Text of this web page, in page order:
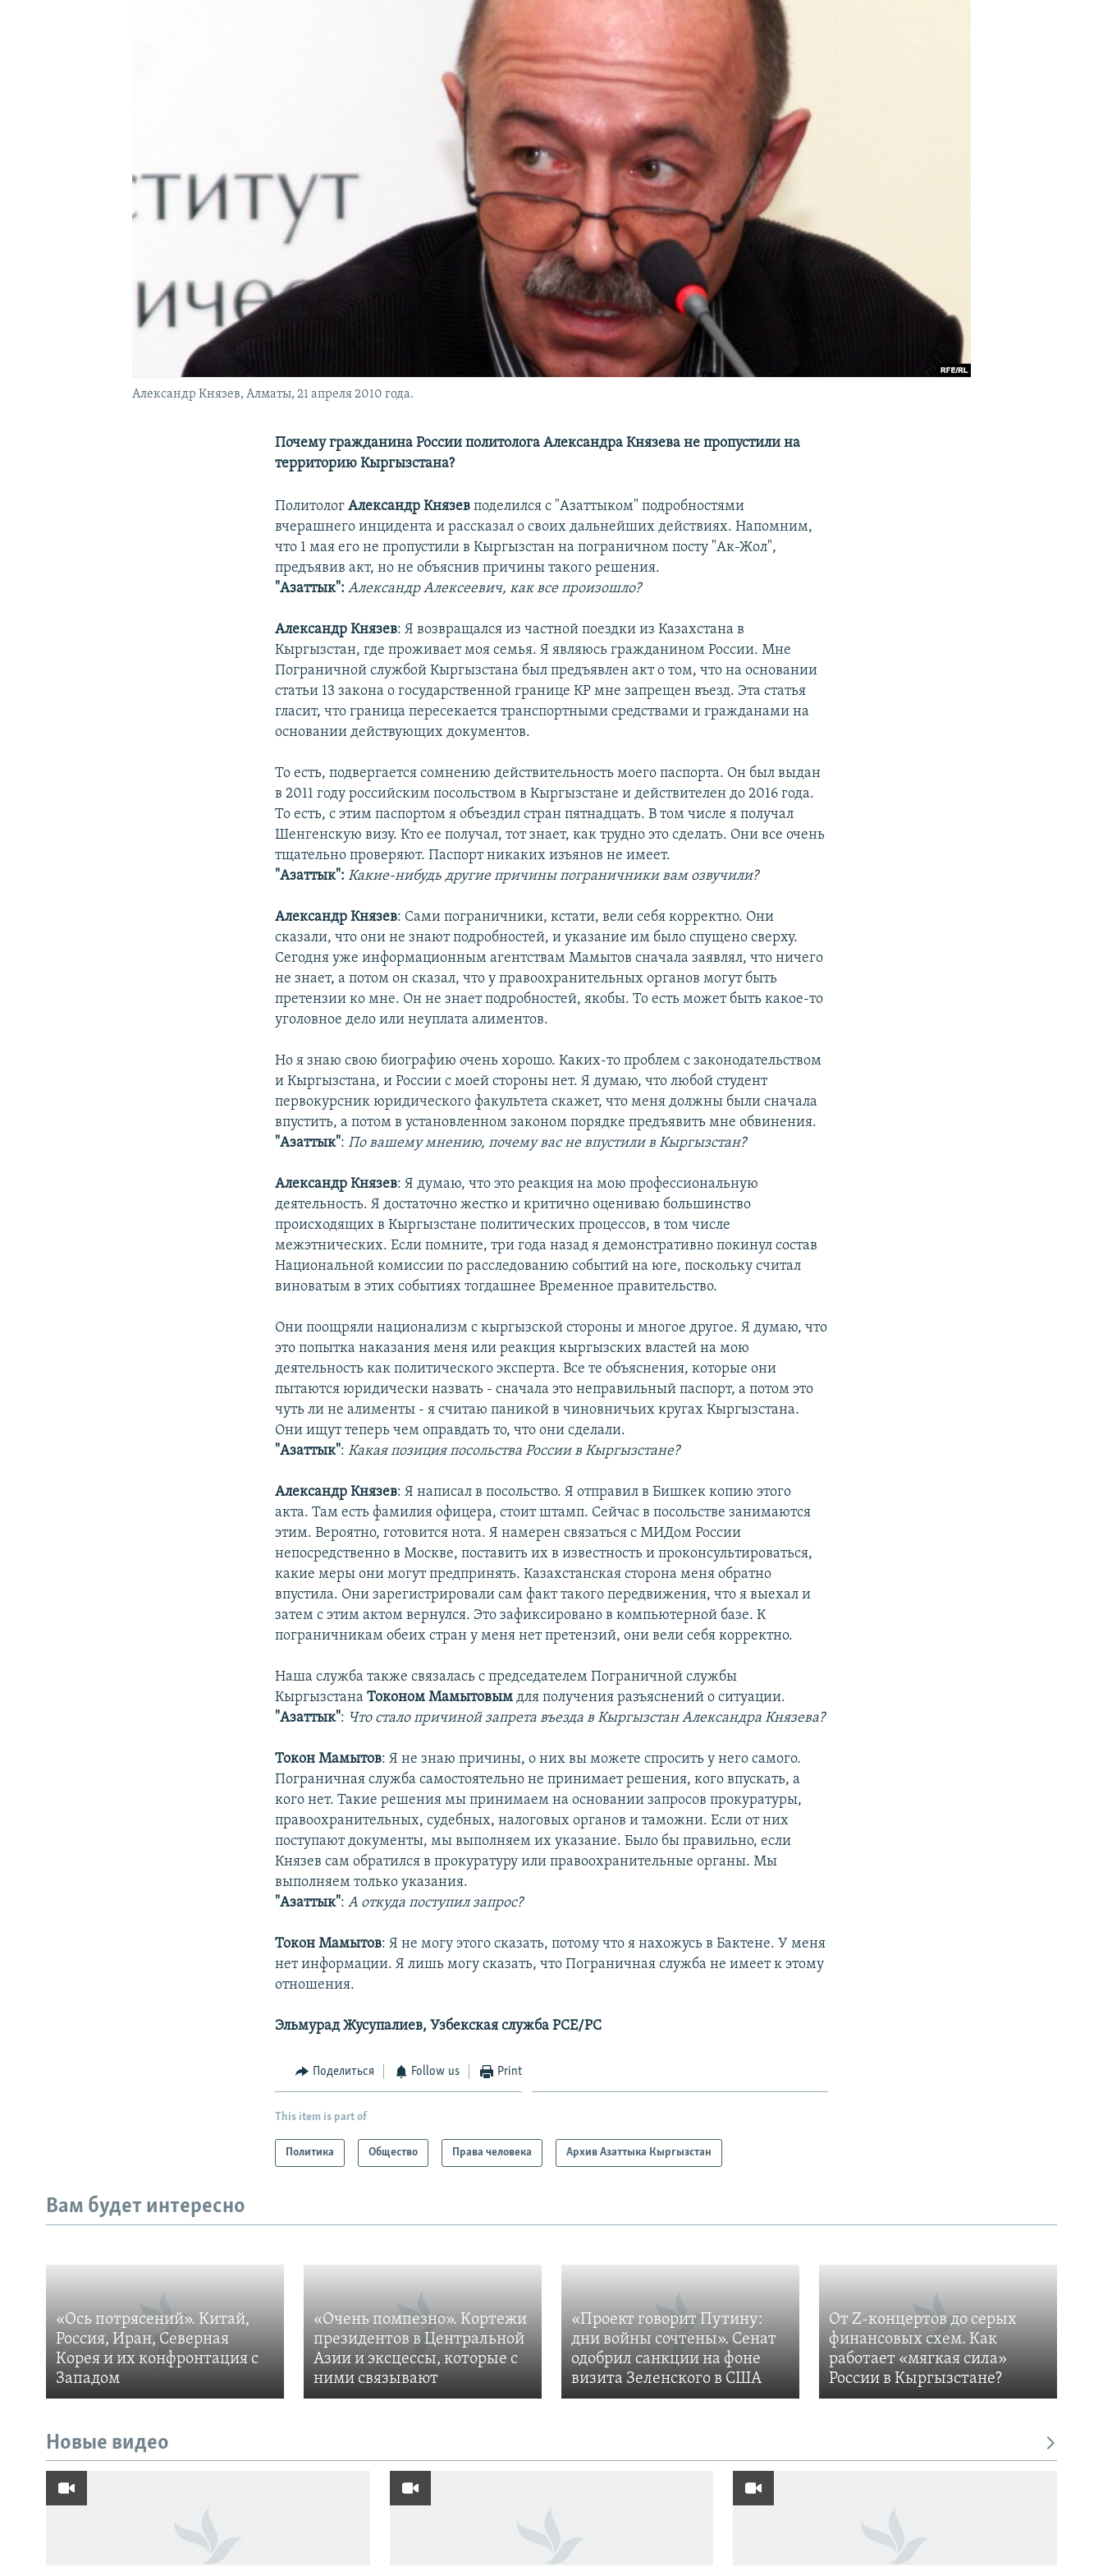
ПОДПИШИТЕСЬ НА НАС В СОЦСЕТЯХ
Александр Князев, Алматы, 21 апреля 2010 года.
Почему гражданина России политолога Александра Князева не пропустили на
территорию Кыргызстана?
ПолитологАлександр Князев поделился с "Азаттыком" подробностями
вчерашнего инцидента и рассказал о своих дальнейших действиях. Напомним,
что 1 мая его не пропустили в Кыргызстан на пограничном посту "Ак-Жол",
предъявив акт, но не объяснив причины такого решения.
"Азаттык":Александр Алексеевич, как все произошло?
Александр Князев: Я возвращался из частной поездки из Казахстана в
Кыргызстан, где проживает моя семья. Я являюсь гражданином России. Мне
Пограничной службой Кыргызстана был предъявлен акт о том, что на основании
статьи 13 закона о государственной границе КР мне запрещен въезд. Эта статья
гласит, что граница пересекается транспортными средствами и гражданами на
основании действующих документов.
То есть, подвергается сомнению действительность моего паспорта. Он был выдан
в 2011 году российским посольством в Кыргызстане и действителен до 2016 года.
То есть, с этим паспортом я объездил стран пятнадцать. В том числе я получал
Шенгенскую визу. Кто ее получал, тот знает, как трудно это сделать. Они все очень
тщательно проверяют. Паспорт никаких изъянов не имеет.
"Азаттык":Какие-нибудь другие причины пограничники вам озвучили?
Александр Князев: Сами пограничники, кстати, вели себя корректно. Они
сказали, что они не знают подробностей, и указание им было спущено сверху.
Сегодня уже информационным агентствам Мамытов сначала заявлял, что ничего
не знает, а потом он сказал, что у правоохранительных органов могут быть
претензии ко мне. Он не знает подробностей, якобы. То есть может быть какое-то
уголовное дело или неуплата алиментов.
Но я знаю свою биографию очень хорошо. Каких-то проблем с законодательством
и Кыргызстана, и России с моей стороны нет. Я думаю, что любой студент
первокурсник юридического факультета скажет, что меня должны были сначала
впустить, а потом в установленном законом порядке предъявить мне обвинения.
"Азаттык": По вашему мнению, почему вас не впустили в Кыргызстан?
Александр Князев: Я думаю, что это реакция на мою профессиональную
деятельность. Я достаточно жестко и критично оцениваю большинство
происходящих в Кыргызстане политических процессов, в том числе
межэтнических. Если помните, три года назад я демонстративно покинул состав
Национальной комиссии по расследованию событий на юге, поскольку считал
виноватым в этих событиях тогдашнее Временное правительство.
Они поощряли национализм с кыргызской стороны и многое другое. Я думаю, что
это попытка наказания меня или реакция кыргызских властей на мою
деятельность как политического эксперта. Все те объяснения, которые они
пытаются юридически назвать - сначала это неправильный паспорт, а потом это
чуть ли не алименты - я считаю паникой в чиновничьих кругах Кыргызстана.
Они ищут теперь чем оправдать то, что они сделали.
"Азаттык": Какая позиция посольства России в Кыргызстане?
Александр Князев: Я написал в посольство. Я отправил в Бишкек копию этого
акта. Там есть фамилия офицера, стоит штамп. Сейчас в посольстве занимаются
этим. Вероятно, готовится нота. Я намерен связаться с МИДом России
непосредственно в Москве, поставить их в известность и проконсультироваться,
какие меры они могут предпринять. Казахстанская сторона меня обратно
впустила. Они зарегистрировали сам факт такого передвижения, что я выехал и
затем с этим актом вернулся. Это зафиксировано в компьютерной базе. К
пограничникам обеих стран у меня нет претензий, они вели себя корректно.
Наша служба также связалась с председателем Пограничной службы
КыргызстанаТоконом Мамытовым для получения разъяснений о ситуации.
"Азаттык": Что стало причиной запрета въезда в Кыргызстан Александра Князева?
Токон Мамытов: Я не знаю причины, о них вы можете спросить у него самого.
Пограничная служба самостоятельно не принимает решения, кого впускать, а
кого нет. Такие решения мы принимаем на основании запросов прокуратуры,
правоохранительных, судебных, налоговых органов и таможни. Если от них
поступают документы, мы выполняем их указание. Было бы правильно, если
Князев сам обратился в прокуратуру или правоохранительные органы. Мы
выполняем только указания.
"Азаттык":А откуда поступил запрос?
Токон Мамытов: Я не могу этого сказать, потому что я нахожусь в Бактене. У меня
нет информации. Я лишь могу сказать, что Пограничная служба не имеет к этому
отношения.
Эльмурад Жусупалиев, Узбекская служба РСЕ/РС
Поделиться Follow us Print
This item is part of
Политика Общество Права человека Архив Азаттыка Кыргызстан
Вам будет интересно
«Ось потрясений». Китай,
Россия, Иран, Северная
Корея и их конфронтация с
Западом
«Очень помпезно». Кортежи
президентов в Центральной
Азии и эксцессы, которые с
ними связывают
«Проект говорит Путину:
дни войны сочтены». Сенат
одобрил санкции на фоне
визита Зеленского в США
От Z-концертов до серых
финансовых схем. Как
работает «мягкая сила»
России в Кыргызстане?
Новые видео